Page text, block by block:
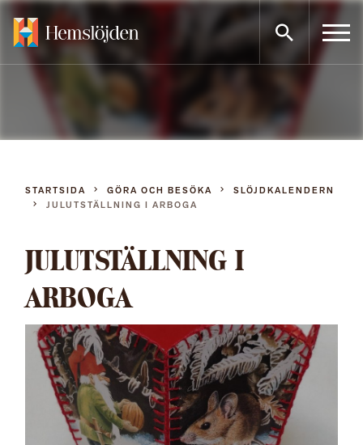
Gå
innehållet
STARTSIDA GÖRA OCH BESÖKA
SLÖJDKALENDERN
JULUTSTÄLLNING I ARBOGA
JULUTSTÄLLNING I
ARBOGA